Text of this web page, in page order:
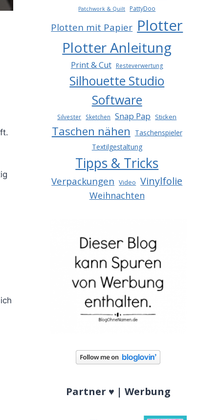
Patchwork & Quilt PattyDoo
Plotten mit Papier Plotter
Plotter Anleitung
Print & Cut Resteverwertung
Silhouette Studio
Software
Silvester Sketchen Snap Pap Sticken
Taschen nähen
Taschenspieler
Textilgestaltung
Tipps & Tricks
Verpackungen Video Vinylfolie
Weihnachten
Partner ♥ | Werbung